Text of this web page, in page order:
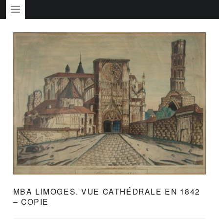
MBA LIMOGES. VUE CATHÉDRALE EN 1842
– COPIE